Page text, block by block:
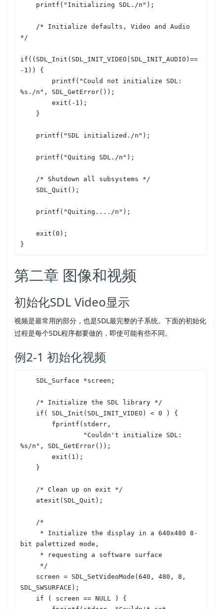
    printf("Initializing
SDL ./n");
*/
if(( SDL _Init( SDL _INIT_VIDEO| SDL
_INIT_AUDIO)==
-1)) {
        printf("Could not initialize
SDL :
%s./n", SDL
_GetError());
    printf("
SDL initialized./n");
    printf("Quiting
SDL ./n");
SDL
_Quit();
}
第二章 图像和视频
初始化SDL Video显示
视频是最常用的部分，也是SDL最完整的子系统。下面的初始化
过程是每个SDL程序都要做的，即使可能有些不同。
例2-1 初始化视频
SDL _Surface *screen;
    /* Initialize the
SDL
library */
    if(
SDL _Init( SDL
_INIT_VIDEO) < 0 ) {
                "Couldn't initialize
SDL :
%s/n", SDL
_GetError());
    atexit(
SDL _Quit);
bit palettized mode,
    screen =
SDL
SDL
_SWSURFACE);